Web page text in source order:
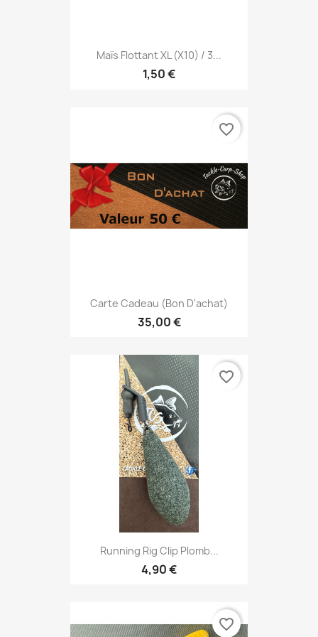
Maïs Flottant XL (x10) / 3...
1,50 €
Carte Cadeau (Bon D'achat)
35,00 €
favorite_border
Running Rig Clip Plomb...
4,90 €
favorite_border
favorite_border